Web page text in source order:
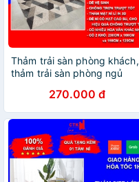
Thảm trải sàn phòng khách,
thảm trải sàn phòng ngủ
160cm, 160x 120cm
270.000 đ